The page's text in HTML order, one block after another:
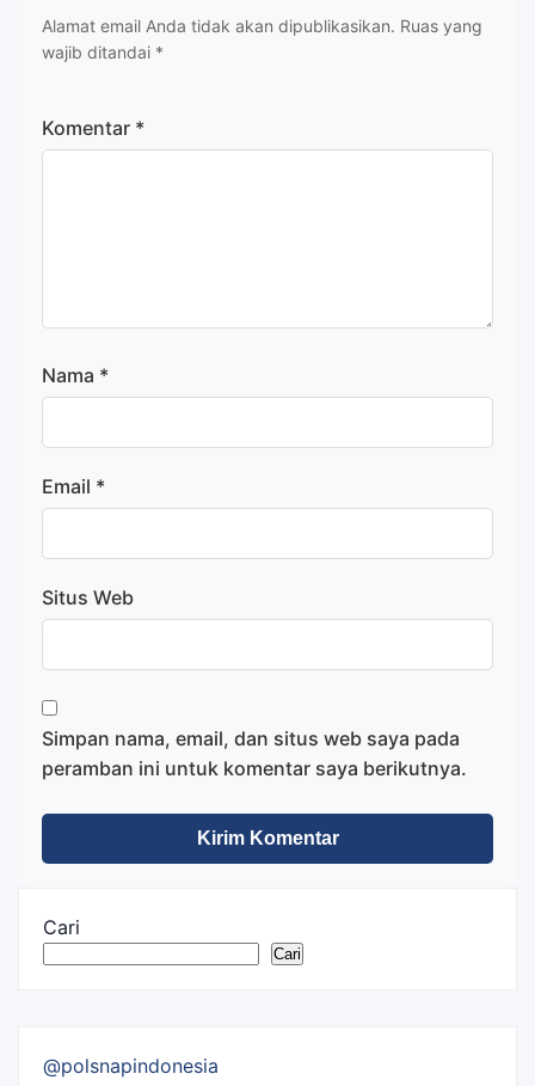
Alamat email Anda tidak akan dipublikasikan. Ruas yang
wajib ditandai *
Komentar *
Nama *
Email *
Situs Web
Simpan nama, email, dan situs web saya pada
peramban ini untuk komentar saya berikutnya.
Cari
Cari
@polsnapindonesia